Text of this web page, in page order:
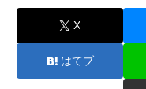
X
はてブ